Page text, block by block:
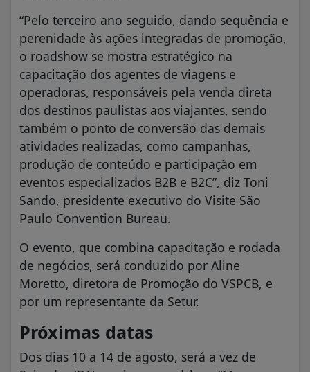
“Pelo terceiro ano seguido, dando sequência e
perenidade às ações integradas de promoção,
o roadshow se mostra estratégico na
capacitação dos agentes de viagens e
operadoras, responsáveis pela venda direta
dos destinos paulistas aos viajantes, sendo
também o ponto de conversão das demais
atividades realizadas, como campanhas,
produção de conteúdo e participação em
eventos especializados B2B e B2C”, diz Toni
Sando, presidente executivo do Visite São
Paulo Convention Bureau.
O evento, que combina capacitação e rodada
de negócios, será conduzido por Aline
Moretto, diretora de Promoção do VSPCB, e
por um representante da Setur.
Próximas datas
Dos dias 10 a 14 de agosto, será a vez de